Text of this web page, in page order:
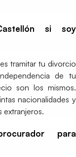
si soy
tramitar tu divorcio
de tu
son los mismos.
nacionalidades y
extranjeros.
para